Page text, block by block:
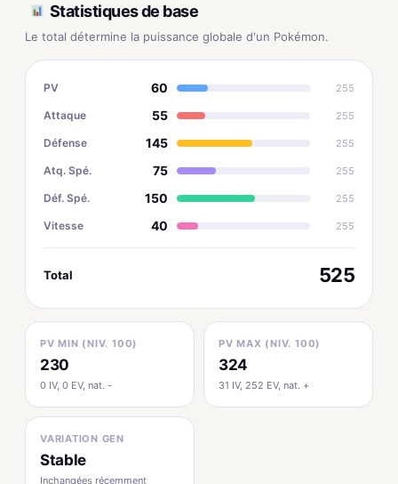
Statistiques de base
Le total détermine la puissance globale d'un Pokémon.
PV 60 255
Attaque 55 255
Défense 145 255
Atq. Spé. 75 255
Déf. Spé. 150 255
Vitesse 40 255
Total 525
PV MIN (NIV. 100)
230
0 IV, 0 EV, nat. -
PV MAX (NIV. 100)
324
31 IV, 252 EV, nat. +
VARIATION GEN
Stable
Inchangées récemment